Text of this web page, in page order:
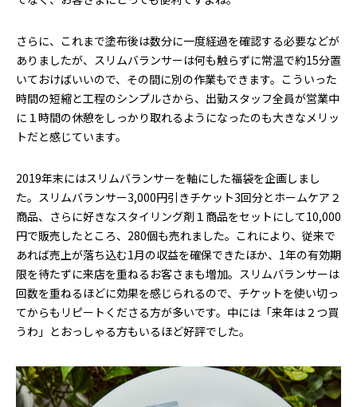
さらに、これまで塗布後は数分に一度経過を確認する必要などが
ありましたが、スリムバランサーは何も触らずに常温で約15分置
いておけばいいので、その間に別の作業もできます。こういった
時間の短縮と工程のシンプルさから、出勤スタッフ全員が営業中
に１時間の休憩をしっかり取れるようになったのも大きなメリッ
トだと感じています。
2019年末にはスリムバランサーを軸にした福袋を企画しまし
た。スリムバランサー3,000円引きチケット3回分とホームケア２
商品、さらに好きなスタイリング剤１商品をセットにして10,000
円で販売したところ、280個も売れました。これにより、従来で
あれば売上が落ち込む1月の収益を確保できたほか、1年の有効期
限を待たずに来店を重ねるお客さまも増加。スリムバランサーは
回数を重ねるほどに効果を感じられるので、チケットを使い切っ
てからもリピートくださる方が多いです。中には「来年は２つ買
うわ」とおっしゃる方もいるほど好評でした。